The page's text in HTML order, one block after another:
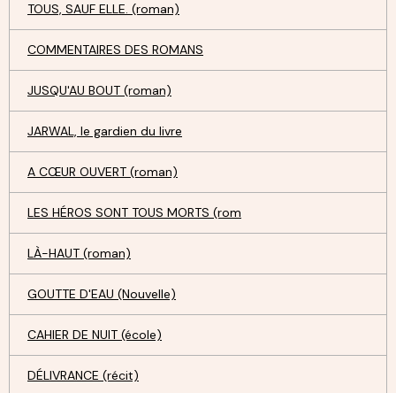
TOUS, SAUF ELLE. (roman)
COMMENTAIRES DES ROMANS
JUSQU'AU BOUT (roman)
JARWAL, le gardien du livre
A CŒUR OUVERT (roman)
LES HÉROS SONT TOUS MORTS (rom
LÀ-HAUT (roman)
GOUTTE D'EAU (Nouvelle)
CAHIER DE NUIT (école)
DÉLIVRANCE (récit)